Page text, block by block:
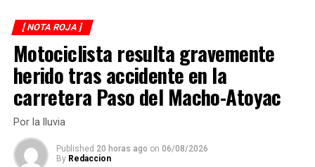
ANTES
Alud arrastra a taxi
[ NOTA ROJA ]
Motociclista resulta gravemente
herido tras accidente en la
carretera Paso del Macho-Atoyac
Por la lluvia
Published 20 horas ago on 06/08/2026
By Redaccion